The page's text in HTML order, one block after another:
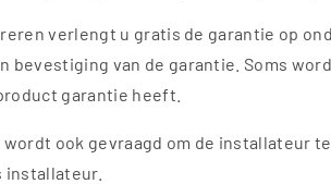
verlengt u gratis de garantie op
bevestiging van de garantie. Soms
garantie heeft.
wordt ook gevraagd om de installateur
installateur.